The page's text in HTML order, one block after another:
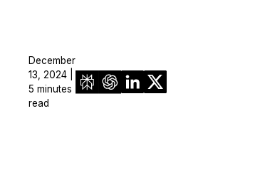
December
13, 2024 |
5 minutes
read